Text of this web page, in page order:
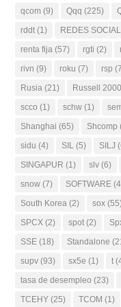
qcom (9) Qqq (225)
rddt (1) REDES
renta fija (57) rgti (2)
rivn (9) roku (7) rsp
Rusia (21) Russell 2000
scco (1) schw (1)
Shanghai (65) Shcomp
sidu (4) SIL (5) SILJ
SINGAPUR (1) slv (6)
snow (7) SOFTWARE
South Korea (2) sox
SPCX (2) spot (2)
SSE (18) Standalone
supv (93) sx5e (1) t
tasa de desempleo (23)
TCEHY (25) TCOM (1)